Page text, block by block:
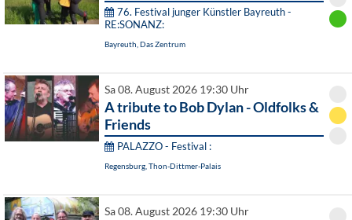
76. Festival junger Künstler Bayreuth -
RE:SONANZ:
Bayreuth, Das Zentrum
Sa 08. August 2026 19:30 Uhr
A tribute to Bob Dylan - Oldfolks &
Friends
PALAZZO - Festival :
Regensburg, Thon-Dittmer-Palais
Sa 08. August 2026 19:30 Uhr